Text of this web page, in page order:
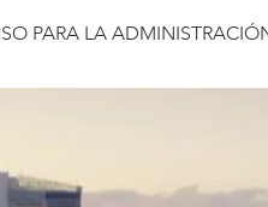
PARA LA